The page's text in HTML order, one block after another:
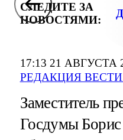
17:13 21 АВГУСТА
РЕДАКЦИЯ
СЛЕДИТЕ ЗА
НОВОСТЯМИ:
Заместитель
Госдумы